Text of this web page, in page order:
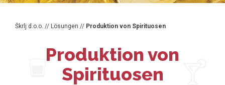
Škrlj d.o.o. // Lösungen // Produktion von Spirituosen
Produktion von
Spirituosen